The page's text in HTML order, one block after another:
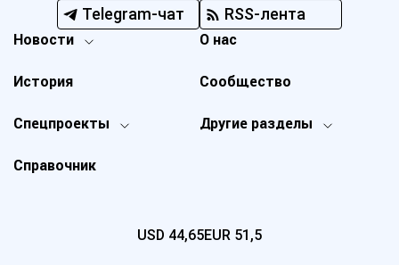
Telegram-чат RSS-лента
Новости
Спецпроекты Другие разделы
История
О нас
Справочник
Сообщество
USD 44,65EUR 51,5